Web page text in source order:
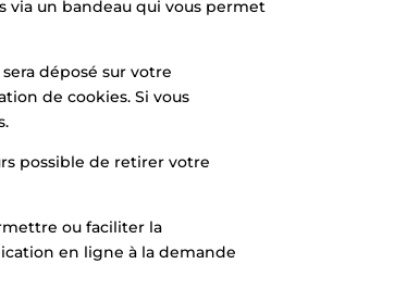
via un bandeau qui vous permet
déposé sur votre
de cookies. Si vous
possible de retirer votre
ou faciliter la
en ligne à la demande